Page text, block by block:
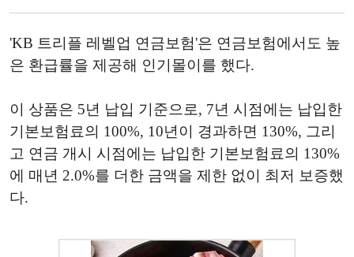
'KB 트리플 레벨업 연금보험'은 연금보험에서도 높
은 환급률을 제공해 인기몰이를 했다.
이 상품은 5년 납입 기준으로, 7년 시점에는 납입한
기본보험료의 100%, 10년이 경과하면 130%, 그리
고 연금 개시 시점에는 납입한 기본보험료의 130%
에 매년 2.0%를 더한 금액을 제한 없이 최저 보증했
다.